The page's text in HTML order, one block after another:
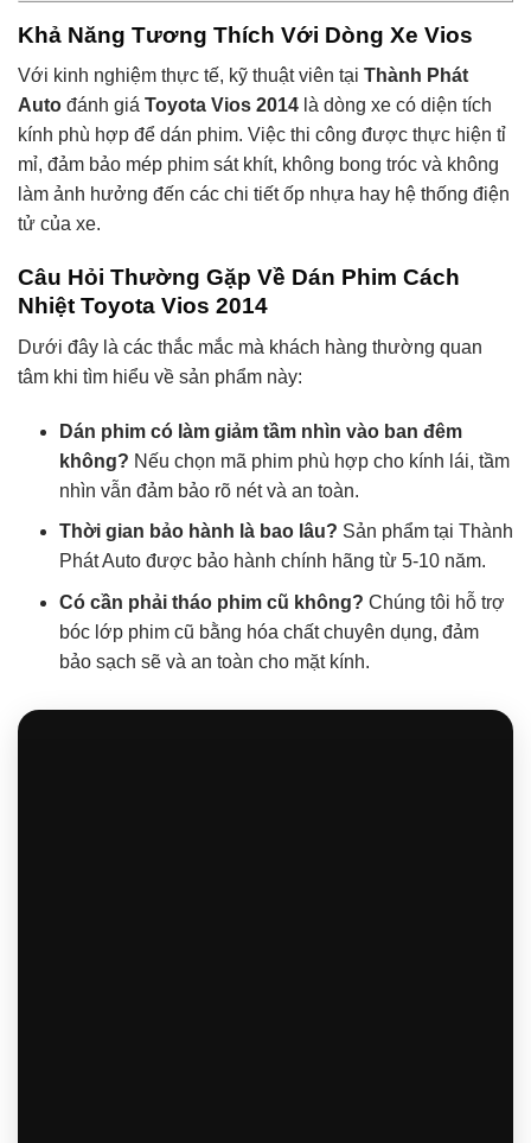
Khả Năng Tương Thích Với Dòng Xe Vios
Với kinh nghiệm thực tế, kỹ thuật viên tại Thành Phát
Auto đánh giá Toyota Vios 2014 là dòng xe có diện tích
kính phù hợp để dán phim. Việc thi công được thực hiện tỉ
mỉ, đảm bảo mép phim sát khít, không bong tróc và không
làm ảnh hưởng đến các chi tiết ốp nhựa hay hệ thống điện
tử của xe.
Câu Hỏi Thường Gặp Về Dán Phim Cách
Nhiệt Toyota Vios 2014
Dưới đây là các thắc mắc mà khách hàng thường quan
tâm khi tìm hiểu về sản phẩm này:
Dán phim có làm giảm tầm nhìn vào ban đêm
không? Nếu chọn mã phim phù hợp cho kính lái, tầm
nhìn vẫn đảm bảo rõ nét và an toàn.
Thời gian bảo hành là bao lâu? Sản phẩm tại Thành
Phát Auto được bảo hành chính hãng từ 5-10 năm.
Có cần phải tháo phim cũ không? Chúng tôi hỗ trợ
bóc lớp phim cũ bằng hóa chất chuyên dụng, đảm
bảo sạch sẽ và an toàn cho mặt kính.